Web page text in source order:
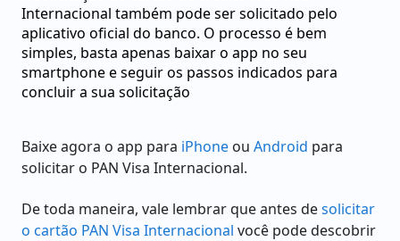
Internacional também pode ser solicitado pelo
aplicativo oficial do banco. O processo é bem
simples, basta apenas baixar o app no seu
smartphone e seguir os passos indicados para
concluir a sua solicitação
Baixe agora o app para iPhone ou Android para
solicitar o PAN Visa Internacional.
De toda maneira, vale lembrar que antes desolicitar
o cartão PAN Visa Internacional você pode descobrir